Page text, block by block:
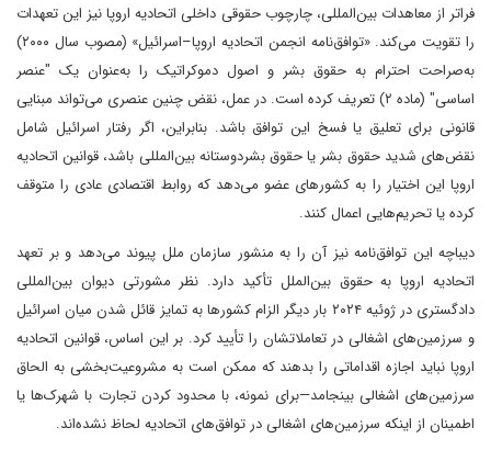
فراتر از معاهدات بین‌المللی، چارچوب حقوقی داخلی اتحادیه اروپا نیز این تعهدات
را تقویت می‌کند. «توافق‌نامه انجمن اتحادیه اروپا–اسرائیل» (مصوب سال ۲۰۰۰)
به‌صراحت احترام به حقوق بشر و اصول دموکراتیک را به‌عنوان یک "عنصر
اساسی" (ماده ۲) تعریف کرده است. در عمل، نقض چنین عنصری می‌تواند مبنایی
قانونی برای تعلیق یا فسخ این توافق باشد. بنابراین، اگر رفتار اسرائیل شامل
نقض‌های شدید حقوق بشر یا حقوق بشردوستانه بین‌المللی باشد، قوانین اتحادیه
اروپا این اختیار را به کشورهای عضو می‌دهد که روابط اقتصادی عادی را متوقف
کرده یا تحریم‌هایی اعمال کنند.
دیباچه این توافق‌نامه نیز آن را به منشور سازمان ملل پیوند می‌دهد و بر تعهد
اتحادیه اروپا به حقوق بین‌الملل تأکید دارد. نظر مشورتی دیوان بین‌المللی
دادگستری در ژوئیه ۲۰۲۴ بار دیگر الزام کشورها به تمایز قائل شدن میان اسرائیل
و سرزمین‌های اشغالی در تعاملاتشان را تأیید کرد. بر این اساس، قوانین اتحادیه
اروپا نباید اجازه اقداماتی را بدهند که ممکن است به مشروعیت‌بخشی به الحاق
سرزمین‌های اشغالی بینجامد—برای نمونه، با محدود کردن تجارت با شهرک‌ها یا
اطمینان از اینکه سرزمین‌های اشغالی در توافق‌های اتحادیه لحاظ نشده‌اند.